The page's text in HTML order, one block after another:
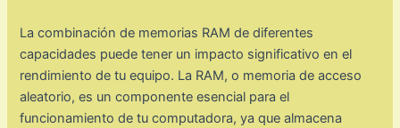
La combinación de memorias RAM de diferentes
capacidades puede tener un impacto significativo en el
rendimiento de tu equipo. La RAM, o memoria de acceso
aleatorio, es un componente esencial para el
funcionamiento de tu computadora, ya que almacena